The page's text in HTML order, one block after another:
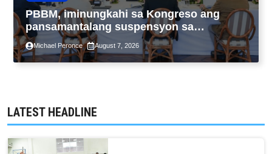
PBBM, iminungkahi sa Kongreso ang
pansamantalang suspensyon sa
pagpapatupad ng Real Property Valuation
and Assessment Reform Act
Michael Peronce August 7, 2026
LATEST HEADLINE